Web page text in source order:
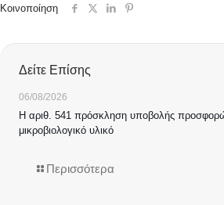
Κοινοποίηση
Δείτε Επίσης
06/08/2026
Η αριθ. 541 πρόσκληση υποβολής
μικροβιολογικό υλικό
Περισσότερα